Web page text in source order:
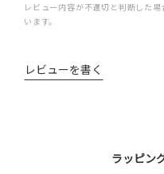
レビュー内容が不適切と判断した
います。
レビューを書く
ラッピン